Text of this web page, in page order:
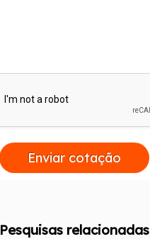
Enviar cotação
Pesquisas relacionadas